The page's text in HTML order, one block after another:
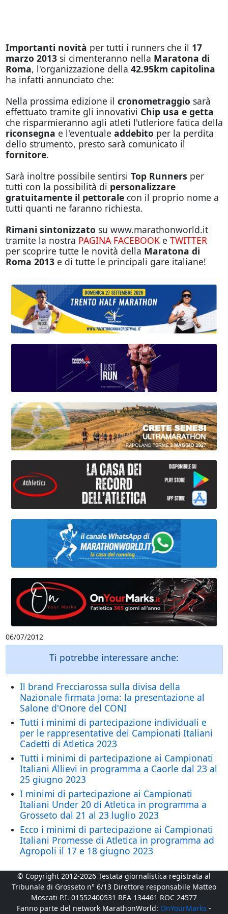
Importanti novità per tutti i runners che il 17
marzo 2013si cimenteranno nella Maratona di
Roma, l'organizzazione della 42.95km capitolina
ha infatti annunciato che:
Nella prossima edizione il cronometraggio sarà
effettuato tramite gli innovativi Chip usa e getta
che risparmieranno agli atleti l'utleriore fatica della
riconsegna e l'eventuale addebito per la perdita
dello strumento, presto sarà comunicato il
fornitore.
Sarà inoltre possibile sentirsi Top Runners per
tutti con la possibilità di personalizzare
gratuitamente il pettoralecon il proprio nome a
tutti quanti ne faranno richiesta.
Rimani sintonizzato su www.marathonworld.it
tramite la nostra PAGINA FACEBOOKe TWITTER
per scoprire tutte le novità della Maratona di
Roma 2013e di tutte le principali gare italiane!
06/07/2012
Ti potrebbe interessare anche:
Il brand Frecciarossa sulla divisa della
Nazionale firmata Joma: la presentazione al
Salone d'Onore del CONI
Tutti i minimi di partecipazione individuali e
per le rappresentative dei Campionati Italiani
Cadetti di Atletica 2023
Tutti i minimi di partecipazione ai Campionati
Italiani Allievi in programma a Caorle dal 23 al
25 giugno 2023
I minimi di partecipazione ai Campionati
Italiani Under 20 di Atletica in programma a
Grosseto dal 21 al 23 luglio 2023
Ecco i minimi di partecipazione ai Campionati
Italiani Promesse di Atletica in programma ad
Agropoli il 17 e 18 giugno 2023
© Copyright 2012-2026 Testata giornalistica registrata al
Tribunale di Grosseto n° 6/13 Direttore responsabile Matteo
Moscati P.I. 01552400531 REA 134461 ROC 24577
Fanno parte del network MarathonWorld: OnYourMarks -